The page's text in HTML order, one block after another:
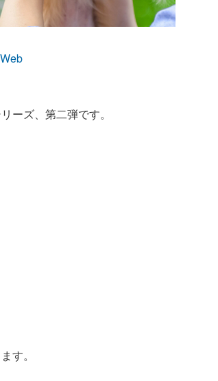
ーズ、第二弾です。
す。